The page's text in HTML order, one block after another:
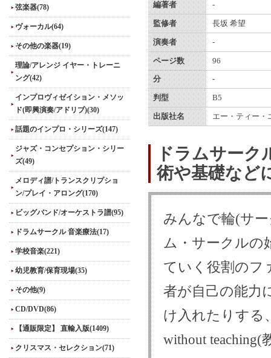
弦楽器(78)
ヴォーカル(64)
その他の楽器(19)
理論/アレンジ イヤー・トレーニ
ング(42)
インプロヴィゼイション・メソッ
ド(即興演奏/アドリブ)(30)
話題のインプロ・シリーズ(147)
ジャズ・コンセプション・シリー
ズ(49)
メロディ譜/トランスクリプショ
ン/プレイ・アロング(170)
ビッグバンド/オーケストラ譜(95)
ドラムサークル 音楽療法(17)
学校音楽(221)
幼児教育/保育現場(35)
その他(9)
CD/DVD(86)
【通販限定】 直輸入版(1409)
クリスマス・セレクション(71)
編著者 -
監修者 長坂 希望
演奏者 -
ページ数 96
分 -
判型 B5
出版社名 エー・ティー・
ドラムサー
術や基礎など
みんなで輪(サ
ム・サークルの
ていく役割のフ
者が自己の能力
け入れたりする
without